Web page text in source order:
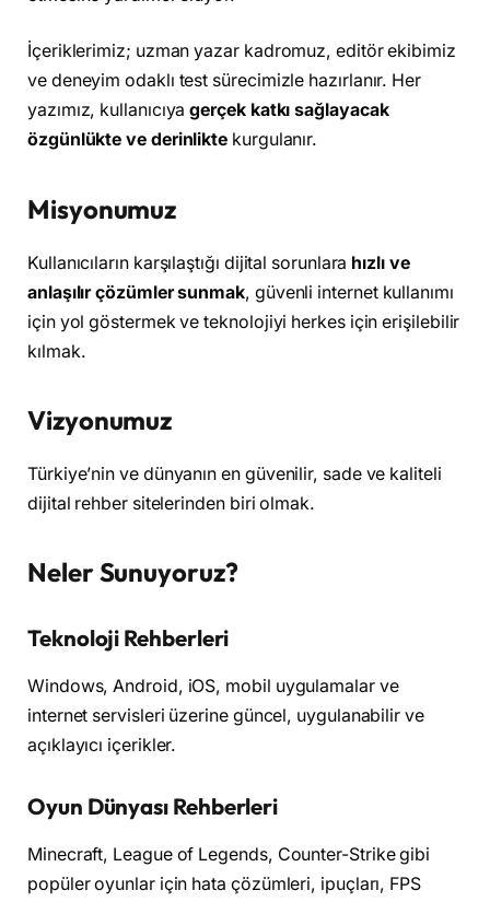
İçeriklerimiz; uzman yazar kadromuz, editör ekibimiz
ve deneyim odaklı test sürecimizle hazırlanır. Her
yazımız, kullanıcıyagerçek katkı sağlayacak
özgünlükte ve derinlikte kurgulanır.
Misyonumuz
Kullanıcıların karşılaştığı dijital sorunlara hızlı ve
anlaşılır çözümler sunmak, güvenli internet kullanımı
için yol göstermek ve teknolojiyi herkes için erişilebilir
kılmak.
Vizyonumuz
Türkiye’nin ve dünyanın en güvenilir, sade ve kaliteli
dijital rehber sitelerinden biri olmak.
Neler Sunuyoruz?
Teknoloji Rehberleri
Windows, Android, iOS, mobil uygulamalar ve
internet servisleri üzerine güncel, uygulanabilir ve
açıklayıcı içerikler.
Oyun Dünyası Rehberleri
Minecraft, League of Legends, Counter-Strike gibi
popüler oyunlar için hata çözümleri, ipuçları, FPS